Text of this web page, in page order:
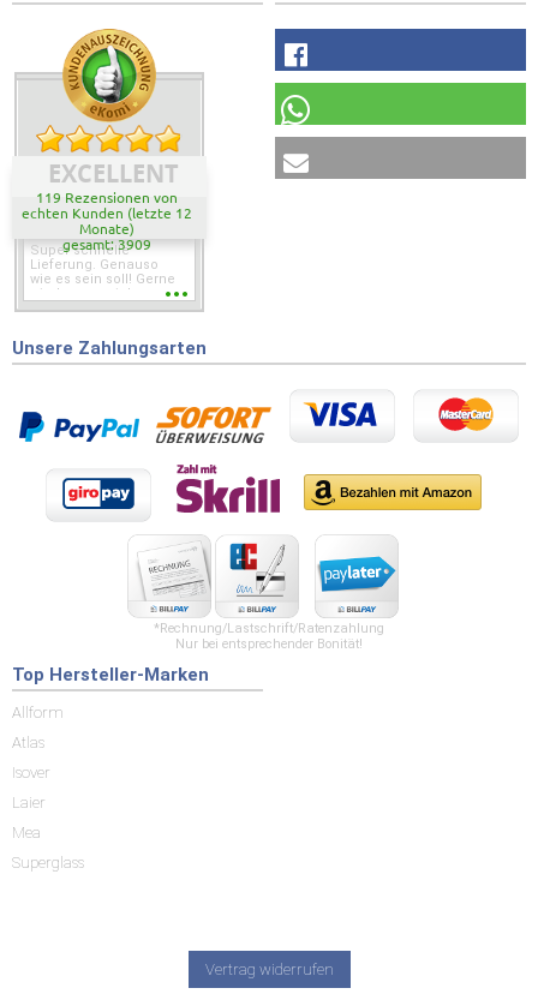
EXCELLENT
119 Rezensionen von
echten Kunden (letzte 12
Monate)
gesamt: 3909
Super schnelle
Lieferung. Genauso
wie es sein soll! Gerne
wieder wenn ich was
Unsere Zahlungsarten
*Rechnung/Lastschrift/Ratenzahlung
Nur bei entsprechender Bonität!
Top Hersteller-Marken
Allform
Atlas
Isover
Laier
Mea
Superglass
Vertrag widerrufen